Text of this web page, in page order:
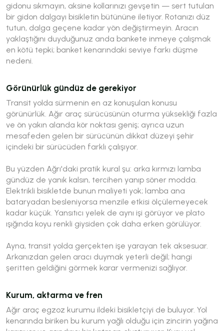
gidonu sıkmayın, aksine kollarınızı gevşetin — sert tutulan
bir gidon dalgayı bisikletin bütününe iletiyor. Rotanızı düz
tutun, dalga geçene kadar yön değiştirmeyin. Aracın
yaklaştığını duyduğunuz anda bankete inmeye çalışmak
en kötü tepki; banket kenarındaki seviye farkı düşme
nedeni.
Görünürlük gündüz de gerekiyor
Transit yolda sürmenin en az konuşulan konusu
görünürlük. Ağır araç sürücüsünün oturma yüksekliği fazla
ve ön yakın alanda kör noktası geniş; ayrıca uzun
mesafeden gelen bir sürücünün dikkat düzeyi şehir
içindeki bir sürücüden farklı çalışıyor.
Bu yüzden Ağrı'daki pratik kural şu: arka kırmızı lamba
gündüz de yanık kalsın, tercihen yanıp söner modda.
Elektrikli bisikletde bunun maliyeti yok; lamba ana
bataryadan besleniyorsa menzile etkisi ölçülemeyecek
kadar küçük. Yansıtıcı yelek de aynı işi görüyor ve plato
ışığında koyu renkli giysiden çok daha erken görülüyor.
Ayna, transit yolda gerçekten işe yarayan tek aksesuar.
Arkanızdan gelen aracı duymak yeterli değil; hangi
şeritten geldiğini görmek karar vermenizi sağlıyor.
Kurum, aktarma ve fren
Ağır araç egzoz kurumu ildeki bisikletçiyi de buluyor. Yol
kenarında biriken bu kurum yağlı olduğu için zincirin yağına